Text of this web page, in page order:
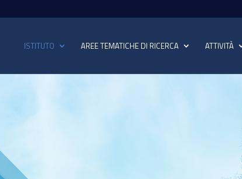
ISTITUTO AREE TEMATICHE DI RICERCA ATTIVITÀ